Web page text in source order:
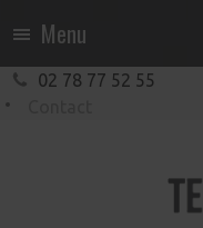
Menu
02 78 77 52 55